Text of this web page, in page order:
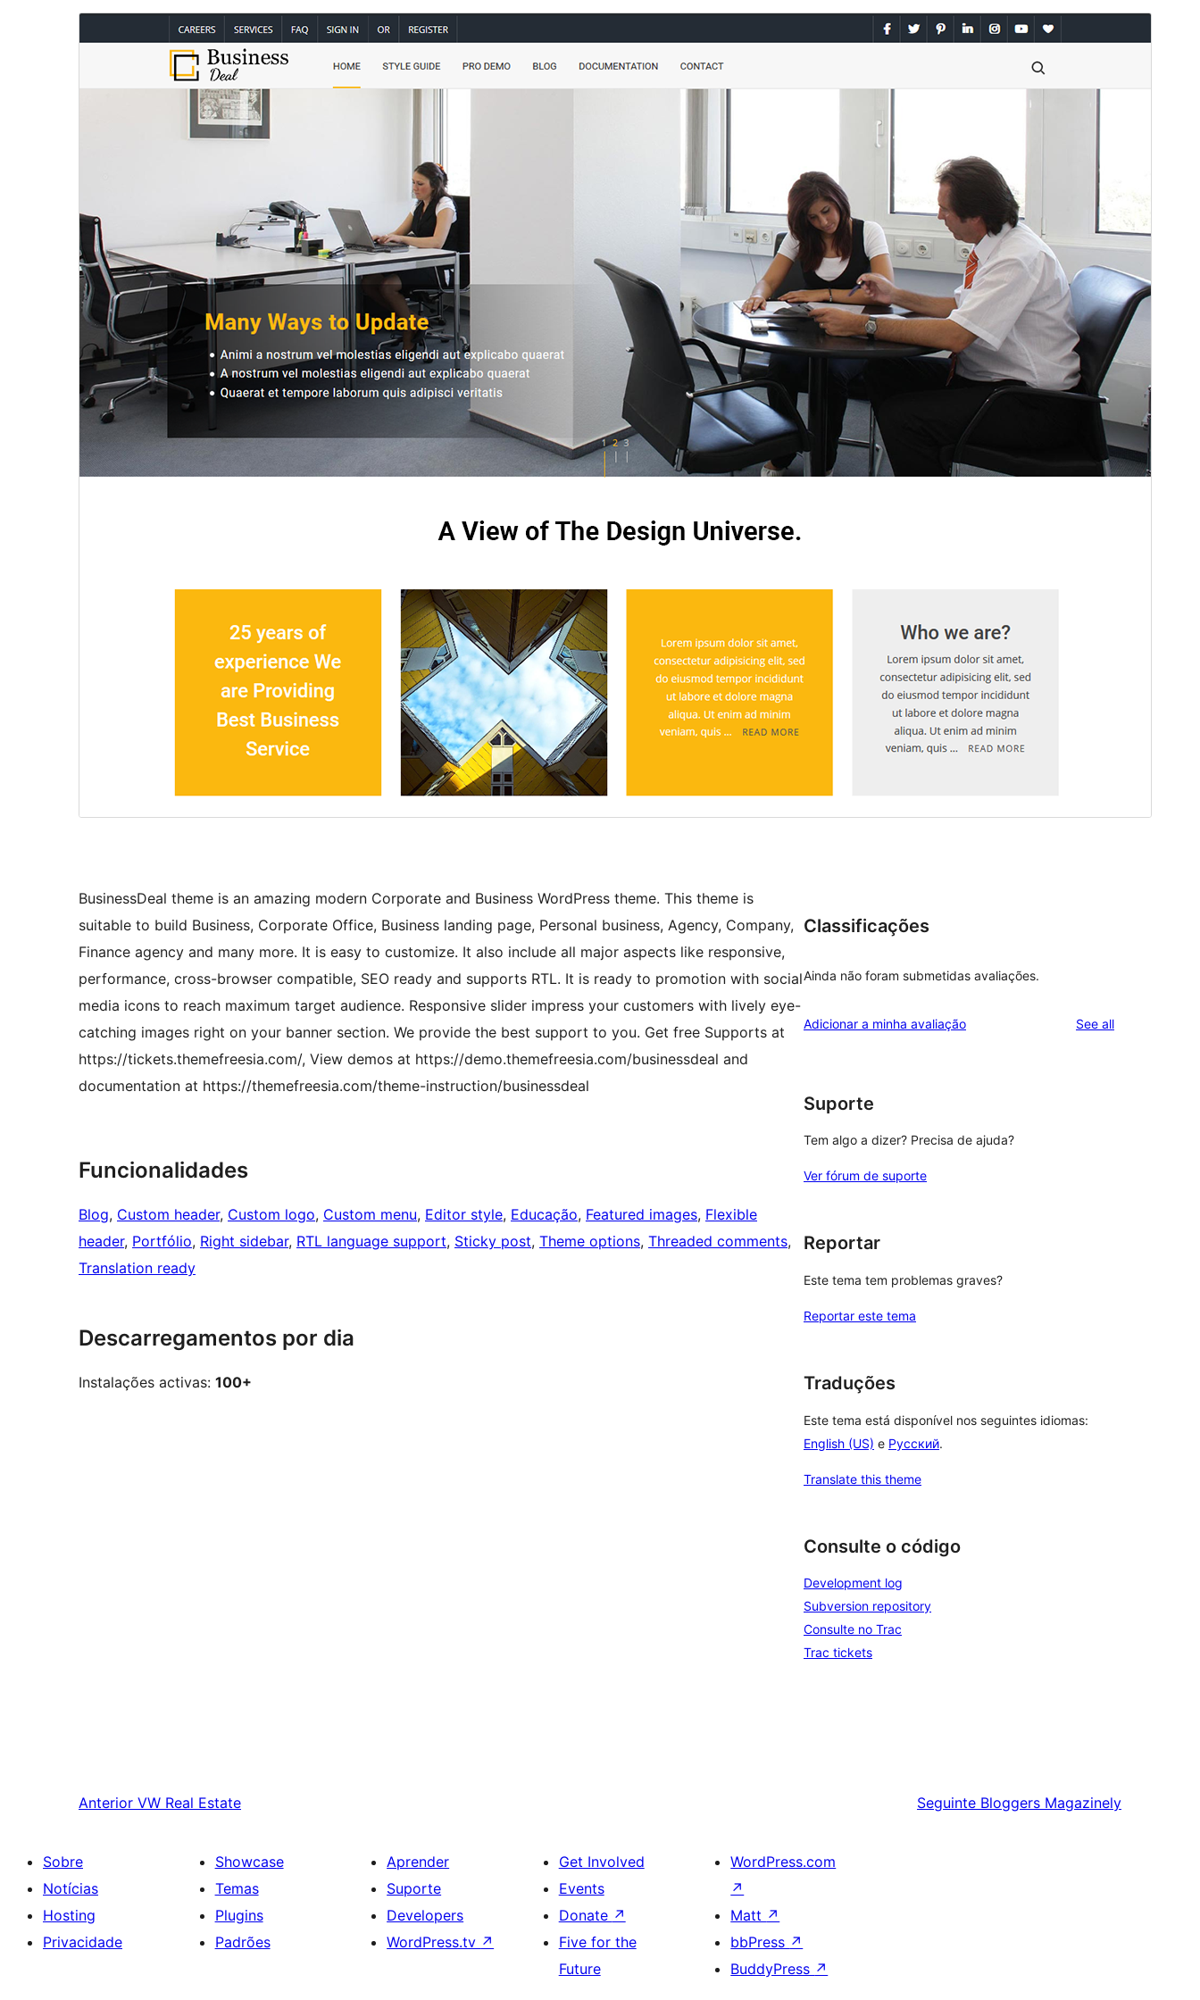
Pré-visualizar Descarregar
Versão do WordPress
Versão do PHP
Página inicial do tema
BusinessDeal theme is an amazing modern Corporate and Business WordPress theme. This theme is
suitable to build Business, Corporate Office, Business landing page, Personal business, Agency, Company,
Finance agency and many more. It is easy to customize. It also include all major aspects like responsive,
performance, cross-browser compatible, SEO ready and supports RTL. It is ready to promotion with social
media icons to reach maximum target audience. Responsive slider impress your customers with lively eye-
catching images right on your banner section. We provide the best support to you. Get free Supports at
https://tickets.themefreesia.com/, View demos at https://demo.themefreesia.com/businessdeal and
documentation at https://themefreesia.com/theme-instruction/businessdeal
Funcionalidades
Blog, Custom header, Custom logo, Custom menu, Editor style, Educação, Featured images, Flexible
header, Portfólio, Right sidebar, RTL language support, Sticky post, Theme options, Threaded comments
Translation ready
Descarregamentos por dia
Instalações activas: 100+
Classificações
Ainda não foram submetidas avaliações.
Adicionar a minha avaliação See allreviews
Suporte
Tem algo a dizer? Precisa de ajuda?
Ver fórum de suporte
Reportar
Este tema tem problemas graves?
Reportar este tema
Traduções
Este tema está disponível nos seguintes idiomas:
English (US) e Русский.
Translate this theme
Consulte o código
Development log
Subversion repository
Consulte no Trac
Trac tickets
Anterior VW Real Estate Seguinte Bloggers Magazinely
Sobre
Notícias
Hosting
Privacidade
Showcase
Temas
Plugins
Padrões
Aprender
Suporte
Developers
WordPress.tv ↗
Get Involved
Events
Donate ↗
Five for the
Future
WordPress.com
↗
Matt ↗
bbPress ↗
BuddyPress ↗